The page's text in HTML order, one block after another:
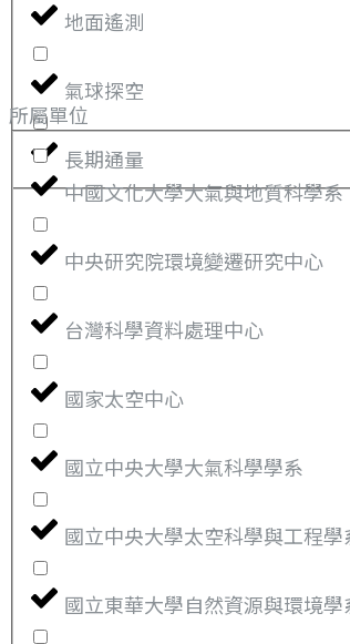
地面遙測
氣球探空
長期通量
所屬單位
中國文化大學大氣與地質科學系
中央研究院環境變遷研究中心
台灣科學資料處理中心
國家太空中心
國立中央大學大氣科學學系
國立中央大學太空科學與工程學
國立東華大學自然資源與環境學